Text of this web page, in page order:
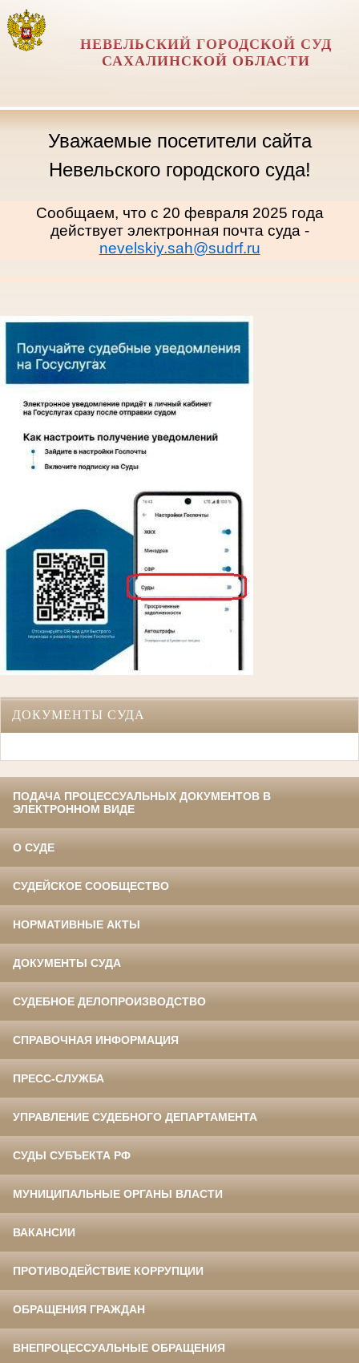
НЕВЕЛЬСКИЙ ГОРОДСКОЙ СУД
САХАЛИНСКОЙ ОБЛАСТИ
Уважаемые посетители сайта
Невельского городского суда!
Сообщаем, что с 20 февраля 2025 года
действует электронная почта суда -
nevelskiy.sah@sudrf.ru
ДОКУМЕНТЫ СУДА
ПОДАЧА ПРОЦЕССУАЛЬНЫХ ДОКУМЕНТОВ В
ЭЛЕКТРОННОМ ВИДЕ
О СУДЕ
СУДЕЙСКОЕ СООБЩЕСТВО
НОРМАТИВНЫЕ АКТЫ
ДОКУМЕНТЫ СУДА
СУДЕБНОЕ ДЕЛОПРОИЗВОДСТВО
СПРАВОЧНАЯ ИНФОРМАЦИЯ
ПРЕСС-СЛУЖБА
УПРАВЛЕНИЕ СУДЕБНОГО ДЕПАРТАМЕНТА
СУДЫ СУБЪЕКТА РФ
МУНИЦИПАЛЬНЫЕ ОРГАНЫ ВЛАСТИ
ВАКАНСИИ
ПРОТИВОДЕЙСТВИЕ КОРРУПЦИИ
ОБРАЩЕНИЯ ГРАЖДАН
ВНЕПРОЦЕССУАЛЬНЫЕ ОБРАЩЕНИЯ